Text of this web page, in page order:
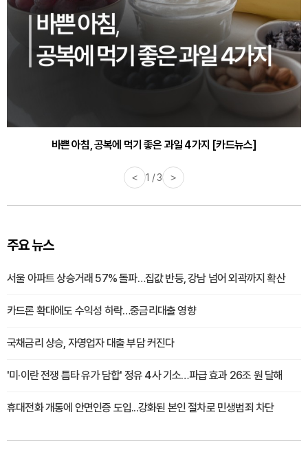
바쁜 아침, 공복에 먹기 좋은 과일 4가지 [카드뉴스]
< 1 / 3 >
주요 뉴스
서울 아파트 상승거래 57% 돌파…집값 반등, 강남 넘어 외곽까지 확산
카드론 확대에도 수익성 하락…중금리대출 영향
국채금리 상승, 자영업자 대출 부담 커진다
'미·이란 전쟁 틈타 유가 담합' 정유 4사 기소…파급 효과 26조 원 달해
휴대전화 개통에 안면인증 도입...강화된 본인 절차로 민생범죄 차단